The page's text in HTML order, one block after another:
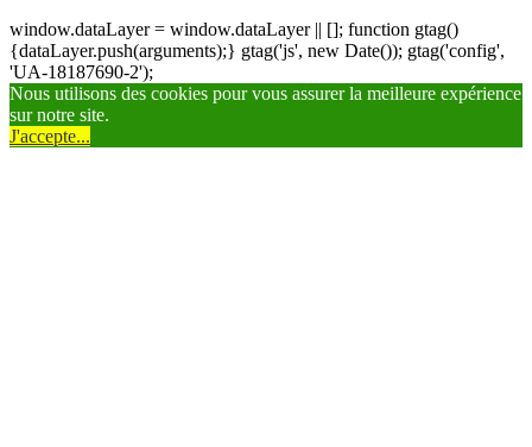
window.dataLayer = window.dataLayer || []; function gtag()
{dataLayer.push(arguments);} gtag('js', new Date()); gtag('config',
'UA-18187690-2');
Nous utilisons des cookies pour vous assurer la meilleure expérience
sur notre site.
J'accepte...